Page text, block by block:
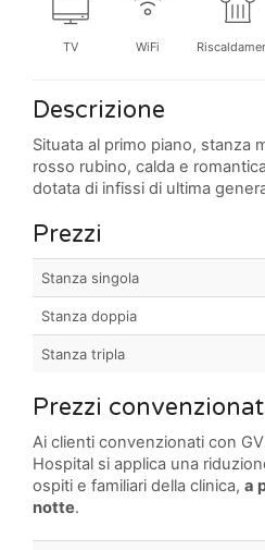
TV WiFi
Descrizione
Situata al primo piano, stanza
rosso rubino, calda e
dotata di infissi di ultima
Prezzi
Stanza singola
Stanza doppia
Stanza tripla
Prezzi
Ai clienti convenzionati con
Hospital si applica una
ospiti e familiari della clinica, a
notte.